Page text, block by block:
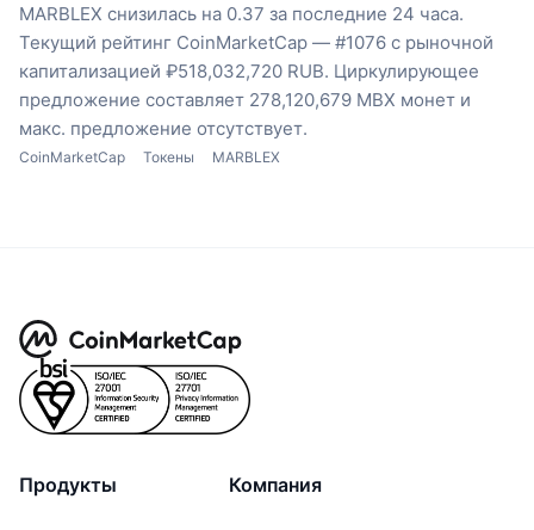
MARBLEX снизилась на 0.37 за последние 24 часа.
Текущий рейтинг CoinMarketCap — #1076 с рыночной
капитализацией ₽518,032,720 RUB. Циркулирующее
предложение составляет 278,120,679 MBX монет и
макс. предложение отсутствует.
CoinMarketCap Токены MARBLEX
Продукты Компания